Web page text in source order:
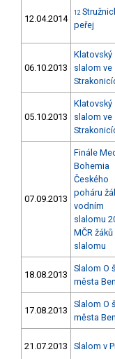
12.04.2014
12
peřej
06.10.2013
Klatovský
slalom ve
05.10.2013
Klatovský
slalom ve
07.09.2013
Finále
Bohemia
Českého
poháru
vodním
slalomu
MČR žáků
slalomu
18.08.2013
Slalom O
města
17.08.2013
Slalom O
města
21.07.2013 Slalom v